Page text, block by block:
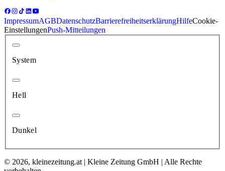
ImpressumAGBDatenschutzBarrierefreiheitserklärungHilfeCookie-
EinstellungenPush-Mitteilungen
System
Hell
Dunkel
© 2026, kleinezeitung.at | Kleine Zeitung GmbH | Alle Rechte